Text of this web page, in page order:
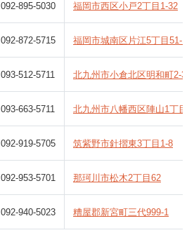
092-895-5030 福岡市西区小戸2丁目1-32
092-872-5715 福岡市城南区片江5丁目51-15
093-512-5711 北九州市小倉北区明和町2-3
093-663-5711 北九州市八幡西区陣山1丁目
092-919-5705 筑紫野市針摺東3丁目1-8
092-953-5701 那珂川市松木2丁目62
092-940-5023 糟屋郡新宮町三代999-1